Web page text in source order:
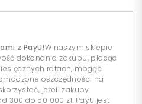
z PayU!W naszym sklepie
dokonania zakupu, płacąc
ratach, mogąc
oszczędności na
jeżeli zakupy
300 do 50 000 zł. PayU jest